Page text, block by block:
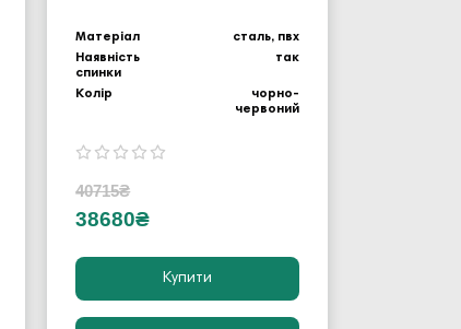
Матеріал
сталь, пвх
Наявність
спинки
так
Колір
чорно-
червоний
40715₴
38680₴
Купити